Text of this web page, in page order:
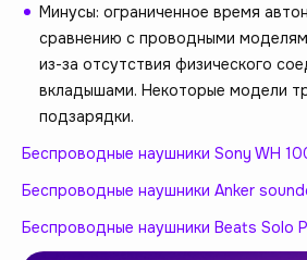
Минусы: ограниченное время
сравнению с проводными
из-за отсутствия физического
вкладышами. Некоторые модели
подзарядки.
Беспроводные наушники Sony WH
Беспроводные наушники Anker
Беспроводные наушники Beats Solo